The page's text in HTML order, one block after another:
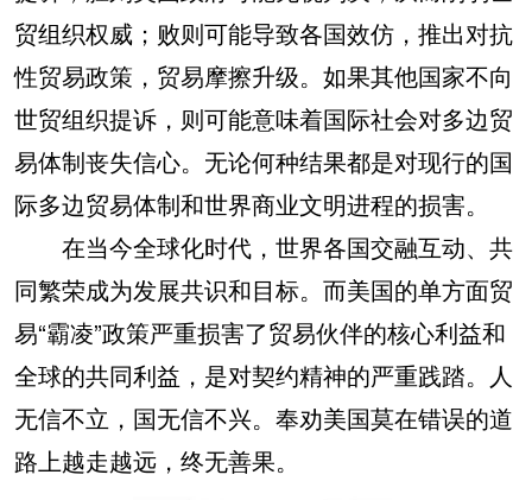
贸组织权威；败则可能导致各国效仿，推出对抗
性贸易政策，贸易摩擦升级。如果其他国家不向
世贸组织提诉，则可能意味着国际社会对多边贸
易体制丧失信心。无论何种结果都是对现行的国
际多边贸易体制和世界商业文明进程的损害。
在当今全球化时代，世界各国交融互动、共
同繁荣成为发展共识和目标。而美国的单方面贸
易“霸凌”政策严重损害了贸易伙伴的核心利益和
全球的共同利益，是对契约精神的严重践踏。人
无信不立，国无信不兴。奉劝美国莫在错误的道
路上越走越远，终无善果。